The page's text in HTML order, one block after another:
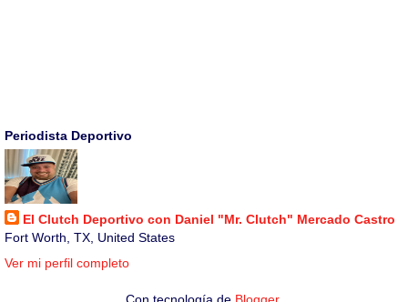
Periodista Deportivo
El Clutch Deportivo con Daniel "Mr. Clutch" Mercado Castro
Fort Worth, TX, United States
Ver mi perfil completo
Con tecnología de Blogger.